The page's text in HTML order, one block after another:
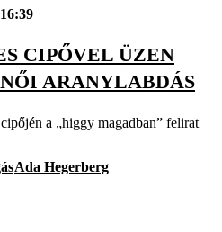
CIPŐVEL ÜZEN
ARANYLABDÁS
a „higgy magadban” felirat
Ada Hegerberg